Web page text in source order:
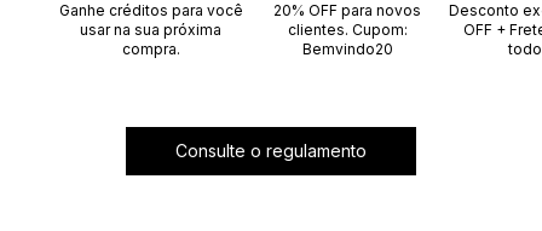
Ganhe créditos para você
usar na sua próxima
compra.
20% OFF para novos
clientes. Cupom:
Bemvindo20
Desconto
OFF +
Consulte o regulamento